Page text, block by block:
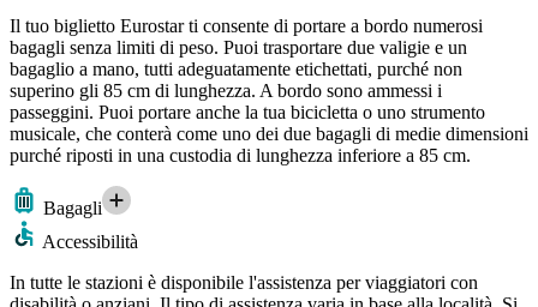
Il tuo biglietto Eurostar ti consente di portare a bordo numerosi
bagagli senza limiti di peso. Puoi trasportare due valigie e un
bagaglio a mano, tutti adeguatamente etichettati, purché non
superino gli 85 cm di lunghezza. A bordo sono ammessi i
passeggini. Puoi portare anche la tua bicicletta o uno strumento
musicale, che conterà come uno dei due bagagli di medie dimensioni
purché riposti in una custodia di lunghezza inferiore a 85 cm.
Bagagli
Accessibilità
In tutte le stazioni è disponibile l'assistenza per viaggiatori con